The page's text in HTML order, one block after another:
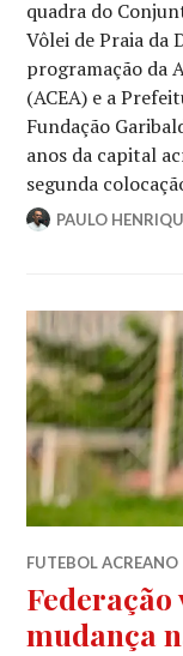
quadra do
Vôlei de Praia da
programação da
(ACEA) e a
Fundação
anos da capital
segunda
PAULO
FUTEBOL ACREANO
mudança